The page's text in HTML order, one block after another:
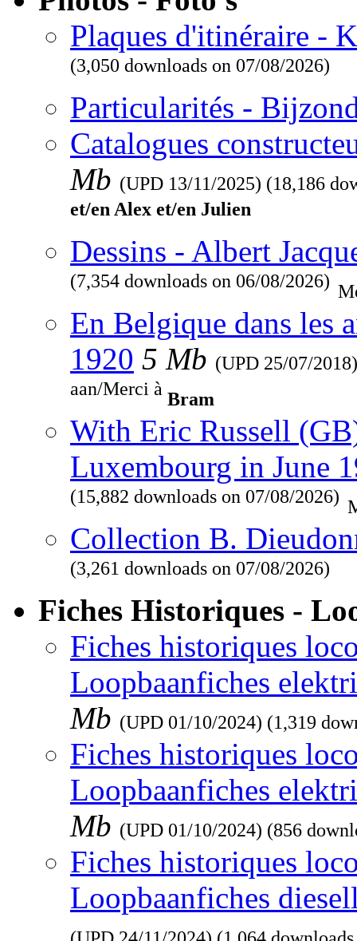
Plaques d'itinéraire -
(3,050 downloads on 07/08/2026)
Particularités -
Catalogues
Mb (UPD 13/11/2025) (18,186
et/en Alex et/en Julien
Dessins - Albert
(7,354 downloads on 06/08/2026)
En Belgique dans les
1920 5 Mb (UPD 25/07/2018
aan/Merci à Bram
With Eric Russell
Luxembourg in June
(15,882 downloads on 07/08/2026)
Collection B.
(3,261 downloads on 07/08/2026)
Fiches Historiques -
Fiches historiques
Loopbaanfiches
Mb (UPD 01/10/2024) (1,319
Fiches historiques
Loopbaanfiches
Mb (UPD 01/10/2024) (856
Fiches historiques
Loopbaanfiches